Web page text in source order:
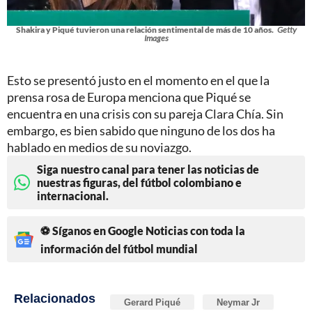
Shakira y Piqué tuvieron una relación sentimental de más de 10 años. Getty
Images
Esto se presentó justo en el momento en el que la
prensa rosa de Europa menciona que Piqué se
encuentra en una crisis con su pareja Clara Chía. Sin
embargo, es bien sabido que ninguno de los dos ha
hablado en medios de su noviazgo.
Siga nuestro canal para tener las noticias de
nuestras figuras, del fútbol colombiano e
internacional.
⚽ Síganos en Google Noticias con toda la
información del fútbol mundial
Relacionados Gerard Piqué Neymar Jr